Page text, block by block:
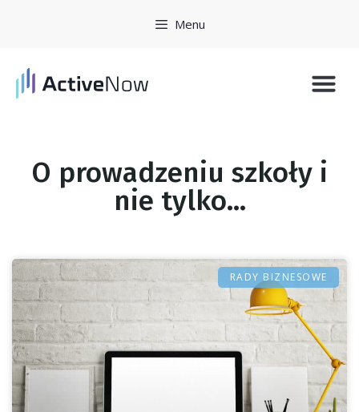
Menu
O prowadzeniu szkoły i
nie tylko...
RADY BIZNESOWE